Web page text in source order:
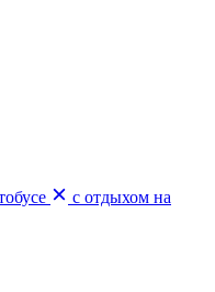
с отдыхом на